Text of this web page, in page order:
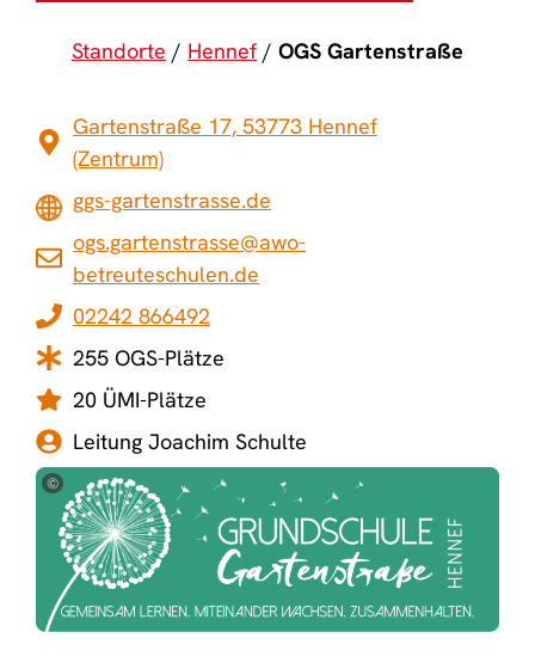
Standorte Hennef OGS Gartenstraße
Gartenstraße 17, 53773 Hennef
(Zentrum)
ggs-gartenstrasse.de
ogs.gartenstrasse@awo-
betreuteschulen.de
02242 866492
255 OGS-Plätze
20 ÜMI-Plätze
Leitung Joachim Schulte
©